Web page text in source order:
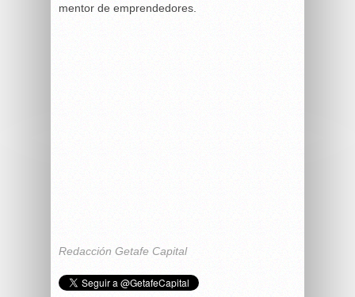
mentor de emprendedores.
Redacción Getafe Capital